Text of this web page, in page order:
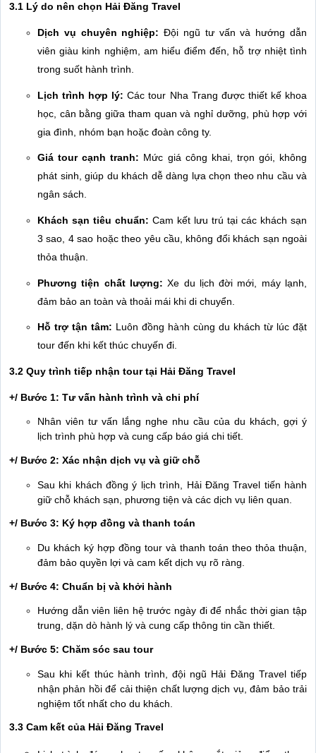
3.1 Lý do nên chọn Hải Đăng Travel
Dịch vụ chuyên nghiệp: Đội ngũ tư vấn và hướng dẫn
viên giàu kinh nghiệm, am hiểu điểm đến, hỗ trợ nhiệt tình
trong suốt hành trình.
Lịch trình hợp lý: Các tour Nha Trang được thiết kế khoa
học, cân bằng giữa tham quan và nghỉ dưỡng, phù hợp với
gia đình, nhóm bạn hoặc đoàn công ty.
Giá tour cạnh tranh: Mức giá công khai, trọn gói, không
phát sinh, giúp du khách dễ dàng lựa chọn theo nhu cầu và
ngân sách.
Khách sạn tiêu chuẩn: Cam kết lưu trú tại các khách sạn
3 sao, 4 sao hoặc theo yêu cầu, không đổi khách sạn ngoài
thỏa thuận.
Phương tiện chất lượng: Xe du lịch đời mới, máy lạnh,
đảm bảo an toàn và thoải mái khi di chuyển.
Hỗ trợ tận tâm: Luôn đồng hành cùng du khách từ lúc đặt
tour đến khi kết thúc chuyến đi.
3.2 Quy trình tiếp nhận tour tại Hải Đăng Travel
+/ Bước 1: Tư vấn hành trình và chi phí
Nhân viên tư vấn lắng nghe nhu cầu của du khách, gợi ý
lịch trình phù hợp và cung cấp báo giá chi tiết.
+/ Bước 2: Xác nhận dịch vụ và giữ chỗ
Sau khi khách đồng ý lịch trình, Hải Đăng Travel tiến hành
giữ chỗ khách sạn, phương tiện và các dịch vụ liên quan.
+/ Bước 3: Ký hợp đồng và thanh toán
Du khách ký hợp đồng tour và thanh toán theo thỏa thuận,
đảm bảo quyền lợi và cam kết dịch vụ rõ ràng.
+/ Bước 4: Chuẩn bị và khởi hành
Hướng dẫn viên liên hệ trước ngày đi để nhắc thời gian tập
trung, dặn dò hành lý và cung cấp thông tin cần thiết.
+/ Bước 5: Chăm sóc sau tour
Sau khi kết thúc hành trình, đội ngũ Hải Đăng Travel tiếp
nhận phản hồi để cải thiện chất lượng dịch vụ, đảm bảo trải
nghiệm tốt nhất cho du khách.
3.3 Cam kết của Hải Đăng Travel